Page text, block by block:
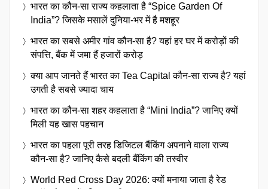
भारत का कौन-सा राज्य कहलाता है “Spice Garden Of
India”? जिसके मसालें दुनिया-भर में है मशहूर
भारत का सबसे अमीर गांव कौन-सा है? यहां हर घर में करोड़ों की
संपत्ति, बैंक में जमा हैं हजारों करोड़
क्या आप जानते हैं भारत का Tea Capital कौन-सा राज्य है? यहां
उगती है सबसे ज्यादा चाय
भारत का कौन-सा शहर कहलाता है “Mini India”? जानिए क्यों
मिली यह खास पहचान
भारत का पहला पूरी तरह डिजिटल बैंकिंग अपनाने वाला राज्य
कौन-सा है? जानिए कैसे बदली बैंकिंग की तस्वीर
World Red Cross Day 2026: क्यों मनाया जाता है रेड